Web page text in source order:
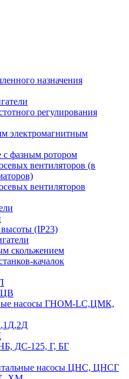
назначения
регулирования
электромагнитным
с фазным ротором
вентиляторов (в
вентиляторов
(IP23)
скольжением
качалок
насосы ГНОМ-LC,ЦМК,
ДС-125, Г, БГ
насосы ЦНС, ЦНСГ